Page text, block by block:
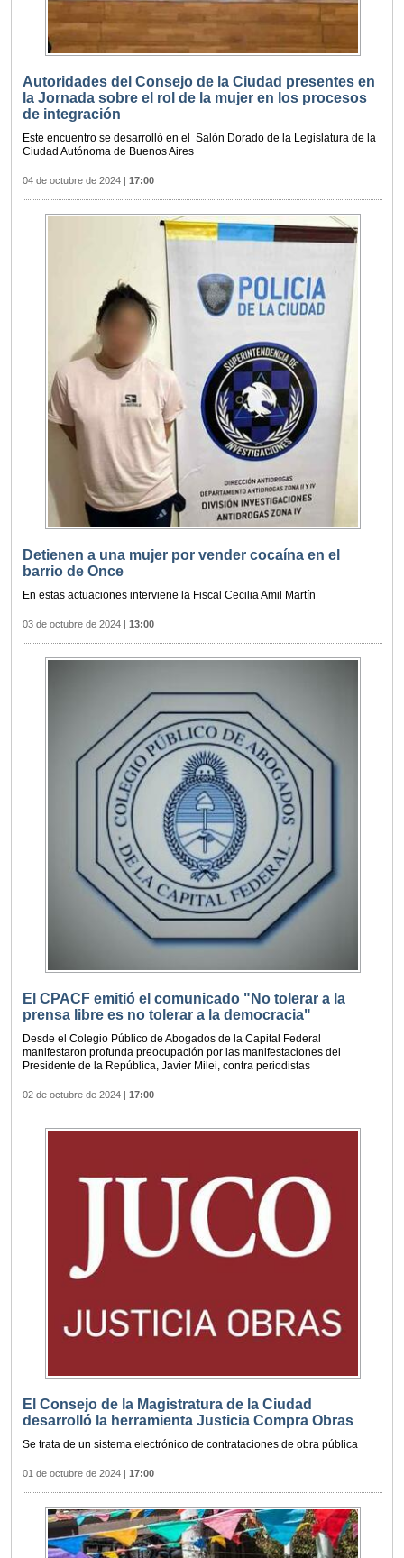
Autoridades del Consejo de la Ciudad presentes en
la Jornada sobre el rol de la mujer en los procesos
de integración
Este encuentro se desarrolló en el Salón Dorado de la Legislatura de la
Ciudad Autónoma de Buenos Aires
04 de octubre de 2024 | 17:00
Detienen a una mujer por vender cocaína en el
barrio de Once
En estas actuaciones interviene la Fiscal Cecilia Amil Martín
03 de octubre de 2024 | 13:00
El CPACF emitió el comunicado "No tolerar a la
prensa libre es no tolerar a la democracia"
Desde el Colegio Público de Abogados de la Capital Federal
manifestaron profunda preocupación por las manifestaciones del
Presidente de la República, Javier Milei, contra periodistas
02 de octubre de 2024 | 17:00
El Consejo de la Magistratura de la Ciudad
desarrolló la herramienta Justicia Compra Obras
Se trata de un sistema electrónico de contrataciones de obra pública
01 de octubre de 2024 17:00